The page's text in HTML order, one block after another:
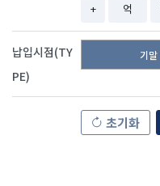
+ 억
납입시점(TY
PE)
기말
초기화